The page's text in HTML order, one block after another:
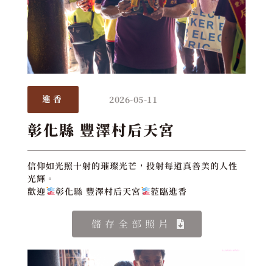
進香 2026-05-11
彰化縣 豐澤村后天宮
信仰如光照十射的璀璨光芒，投射每道真善美的人性
光輝。
歡迎
彰化縣 豐澤村后天宮 蒞臨進香
儲存全部照片